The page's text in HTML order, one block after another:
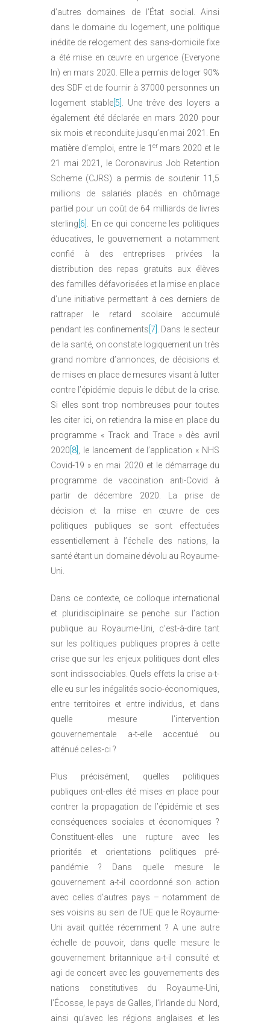
d’autres domaines de l’État social. Ainsi
dans le domaine du logement, une politique
inédite de relogement des sans-domicile fixe
a été mise en œuvre en urgence (Everyone
In) en mars 2020. Elle a permis de loger 90%
des SDF et de fournir à 37000 personnes un
logement stable [5] . Une trêve des loyers a
également été déclarée en mars 2020 pour
six mois et reconduite jusqu’en mai 2021. En
matière d’emploi, entre le 1 ermars 2020 et le
21 mai 2021, le Coronavirus Job Retention
Scheme (CJRS) a permis de soutenir 11,5
millions de salariés placés en chômage
partiel pour un coût de 64 milliards de livres
sterling [6] . En ce qui concerne les politiques
éducatives, le gouvernement a notamment
confié à des entreprises privées la
distribution des repas gratuits aux élèves
des familles défavorisées et la mise en place
d’une initiative permettant à ces derniers de
rattraper le retard scolaire accumulé
pendant les confinements [7] . Dans le secteur
de la santé, on constate logiquement un très
grand nombre d’annonces, de décisions et
de mises en place de mesures visant à lutter
contre l’épidémie depuis le début de la crise.
Si elles sont trop nombreuses pour toutes
les citer ici, on retiendra la mise en place du
programme « Track and Trace » dès avril
2020 [8] , le lancement de l’application « NHS
Covid-19 » en mai 2020 et le démarrage du
programme de vaccination anti-Covid à
partir de décembre 2020. La prise de
décision et la mise en œuvre de ces
politiques publiques se sont effectuées
essentiellement à l’échelle des nations, la
santé étant un domaine dévolu au Royaume-
Uni.
Dans ce contexte, ce colloque international
et pluridisciplinaire se penche sur l’action
publique au Royaume-Uni, c’est-à-dire tant
sur les politiques publiques propres à cette
crise que sur les enjeux politiques dont elles
sont indissociables. Quels effets la crise a-t-
elle eu sur les inégalités socio-économiques,
entre territoires et entre individus, et dans
quelle mesure l’intervention
gouvernementale a-t-elle accentué ou
atténué celles-ci ?
Plus précisément, quelles politiques
publiques ont-elles été mises en place pour
contrer la propagation de l’épidémie et ses
conséquences sociales et économiques ?
Constituent-elles une rupture avec les
priorités et orientations politiques pré-
pandémie ? Dans quelle mesure le
gouvernement a-t-il coordonné son action
avec celles d’autres pays – notamment de
ses voisins au sein de l’UE que le Royaume-
Uni avait quittée récemment ? A une autre
échelle de pouvoir, dans quelle mesure le
gouvernement britannique a-t-il consulté et
agi de concert avec les gouvernements des
nations constitutives du Royaume-Uni,
l’Écosse, le pays de Galles, l’Irlande du Nord,
ainsi qu’avec les régions anglaises et les